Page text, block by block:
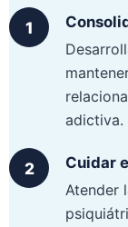
adictiva.
Cuidar
Atender